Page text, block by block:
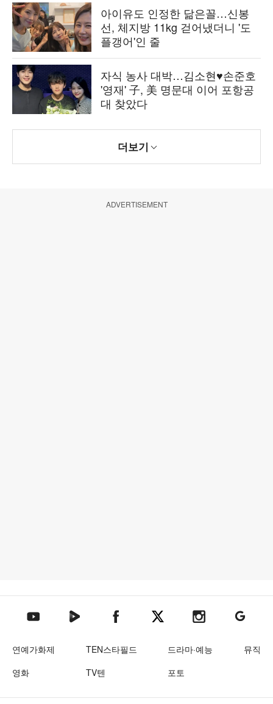
아이유도 인정한 닮은꼴…신봉
선, 체지방 11kg 걷어냈더니 '도
플갱어'인 줄
자식 농사 대박…김소현♥손준호
'영재' 子, 美 명문대 이어 포항공
대 찾았다
더보기
ADVERTISEMENT
텐아시아 유튜브텐아시아 네이버TV텐아시아 페이스북텐아시아 엑스텐아시아 인스타그램
텐아시아
연예가화제 TEN스타필드 드라마·예능
뮤직
영화
TV텐 포토